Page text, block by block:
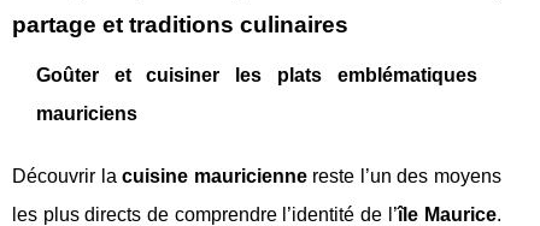
partage et traditions culinaires
Goûter et cuisiner les plats emblématiques
mauriciens
Découvrir lacuisine mauriciennereste l’un des moyens
les plus directs de comprendre l’identité de l’île Maurice.